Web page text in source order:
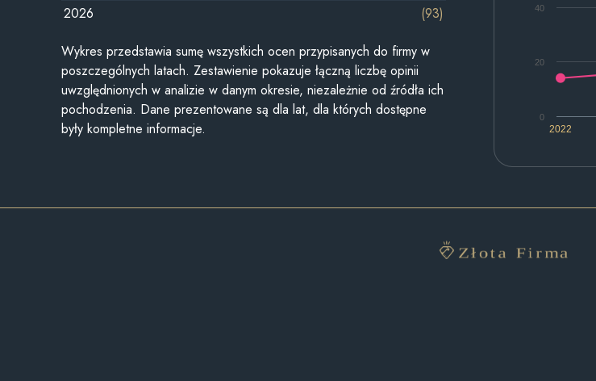
2022
0
20
40
2026
(93)
Wykres przedstawia sumę wszystkich ocen przypisanych do firmy w
poszczególnych latach. Zestawienie pokazuje łączną liczbę opinii
uwzględnionych w analizie w danym okresie, niezależnie od źródła ich
pochodzenia. Dane prezentowane są dla lat, dla których dostępne
były kompletne informacje.